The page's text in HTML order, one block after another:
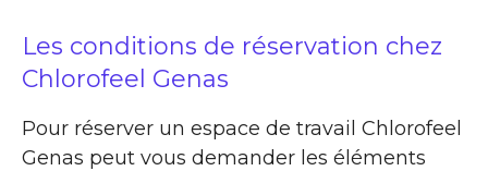
Les conditions de réservation chez
Chlorofeel Genas
Pour réserver un espace de travail Chlorofeel
Genas peut vous demander les éléments